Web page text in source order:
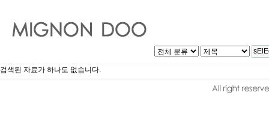
검색된 자료가 하나도 없습니다.